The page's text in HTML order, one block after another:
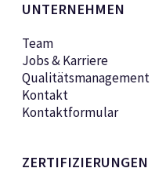
UNTERNEHMEN
Team
Jobs & Karriere
Qualitätsmanagement
Kontakt
Kontaktformular
ZERTIFIZIERUNGEN